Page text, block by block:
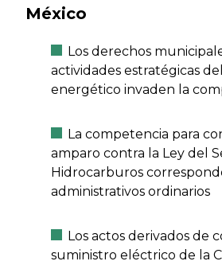
México
Los derechos
actividades estratégicas
energético invaden la
La competencia para
amparo contra la Ley del
Hidrocarburos
administrativos ordinarios
Los actos derivados de
suministro eléctrico de la